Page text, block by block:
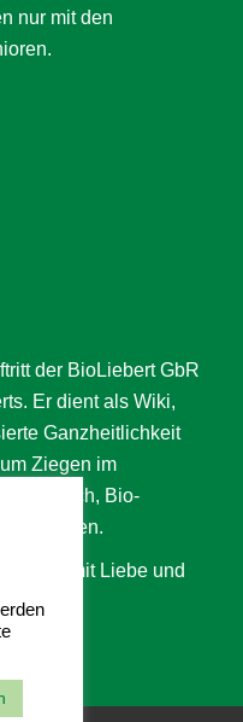
nur mit den
der BioLiebert GbR
Er dient als Wiki,
Ganzheitlichkeit
Ziegen im
Bio-
abzubilden.
stetig mit Liebe und